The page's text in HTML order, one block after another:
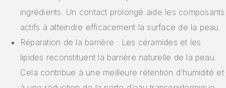
ingrédients. Un contact prolongé aide les composants
actifs à atteindre efficacement la surface de la peau.
Réparation de la barrière : Les céramides et les
lipides reconstituent la barrière naturelle de la peau.
Cela contribue à une meilleure rétention d’humidité et